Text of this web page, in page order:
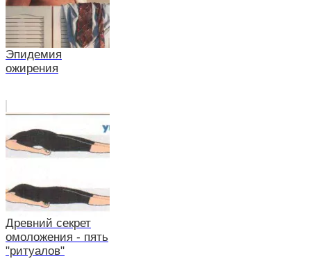
Эпидемия
ожирения
Древний секрет
омоложения - пять
"ритуалов"